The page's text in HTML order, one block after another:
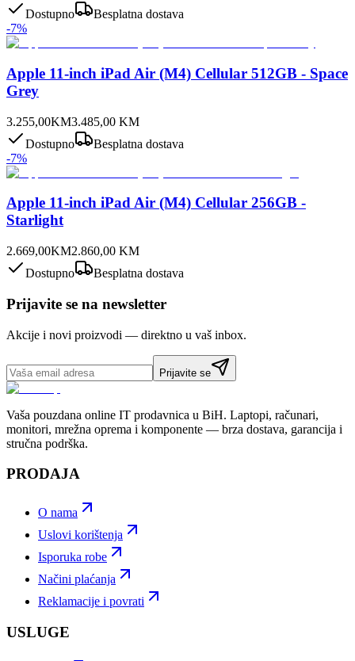
Dostupno
Besplatna dostava
-7%
Apple 11-inch iPad Air (M4) Cellular 512GB - Space
Grey
3.255,00KM3.485,00 KM
Dostupno
Besplatna dostava
-7%
Apple 11-inch iPad Air (M4) Cellular 256GB -
Starlight
2.669,00KM2.860,00 KM
Dostupno
Besplatna dostava
Prijavite se na newsletter
Akcije i novi proizvodi — direktno u vaš inbox.
Prijavite se
Vaša pouzdana online IT prodavnica u BiH. Laptopi, računari,
monitori, mrežna oprema i komponente — brza dostava, garancija i
stručna podrška.
PRODAJA
O nama
Uslovi korištenja
Isporuka robe
Načini plaćanja
Reklamacije i povrati
USLUGE